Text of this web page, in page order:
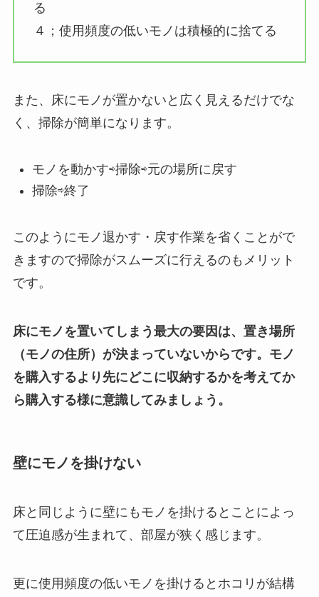
る
４；使用頻度の低いモノは積極的に捨てる
また、床にモノが置かないと広く見えるだけでな
く、掃除が簡単になります。
モノを動かす⇨掃除⇨元の場所に戻す
掃除⇨終了
このようにモノ退かす・戻す作業を省くことがで
きますので掃除がスムーズに行えるのもメリット
です。
床にモノを置いてしまう最大の要因は、置き場所
（モノの住所）が決まっていないからです。モノ
を購入するより先にどこに収納するかを考えてか
ら購入する様に意識してみましょう。
壁にモノを掛けない
床と同じように壁にもモノを掛けるとことによっ
て圧迫感が生まれて、部屋が狭く感じます。
更に使用頻度の低いモノを掛けるとホコリが結構